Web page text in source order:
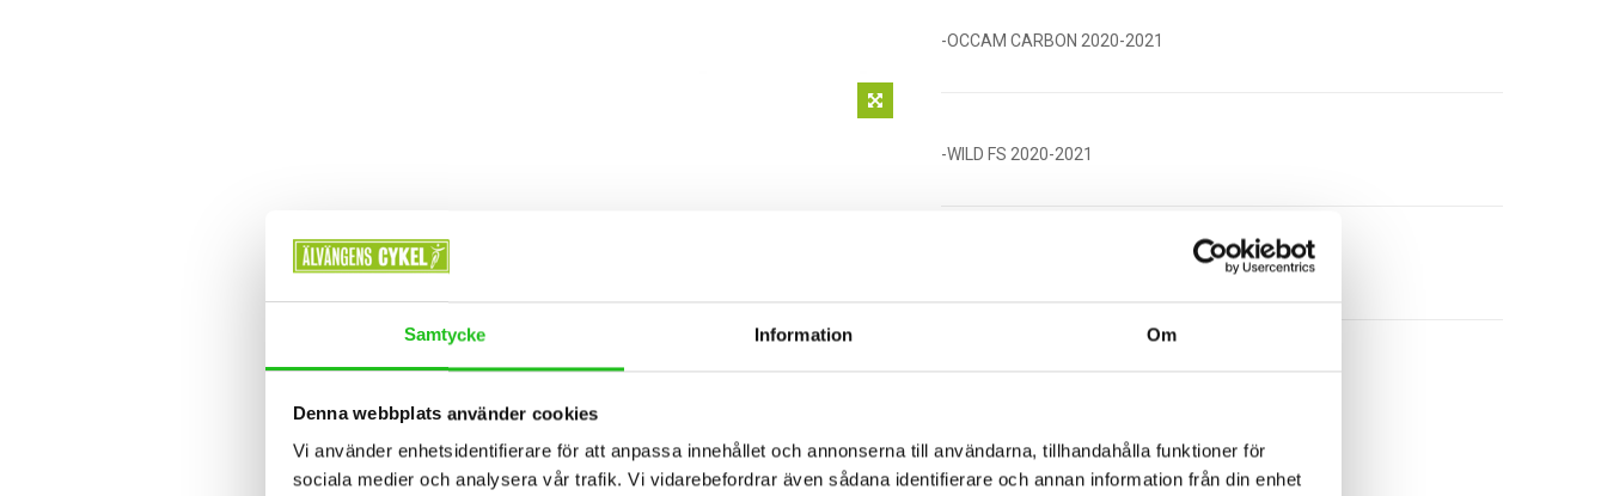
Samtycke Information Om
Denna webbplats använder cookies
Vi använder enhetsidentifierare för att anpassa innehållet och annonserna till användarna, tillhandahålla funktioner för
sociala medier och analysera vår trafik. Vi vidarebefordrar även sådana identifierare och annan information från din enhet
-OCCAM CARBON 2020-2021
-WILD FS 2020-2021